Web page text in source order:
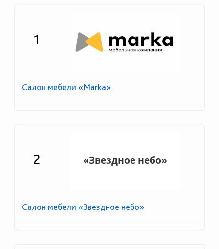
1
Салон мебели «Marka»
2
Салон мебели «Звездное небо»